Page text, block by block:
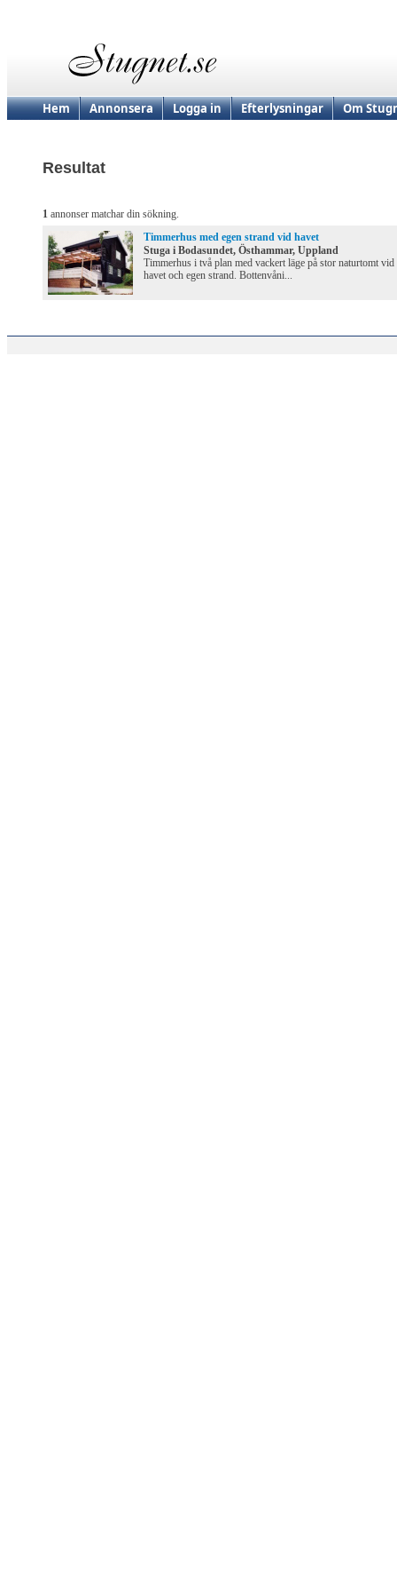
Hem Annonsera Logga in Efterlysningar Om
Resultat
1 annonser matchar din sökning.
Timmerhus med egen strand vid havet
Stuga i Bodasundet, Östhammar, Uppland
Timmerhus i två plan med vackert läge på stor naturtomt vid
havet och egen strand. Bottenvåni...